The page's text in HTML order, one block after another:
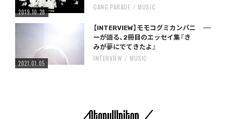
2019.10.28
GANG PARADE MUSIC
2021.01.05
【INTERVIEW】モモコグミカンパニ
ーが語る、2冊目のエッセイ集『き
みが夢にでてきたよ』
INTERVIEW MUSIC